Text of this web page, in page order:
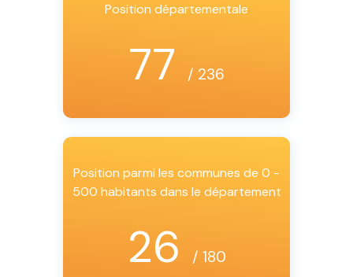
Position départementale
77 / 236
Position parmi les communes de 0 -
500 habitants dans le département
26 / 180